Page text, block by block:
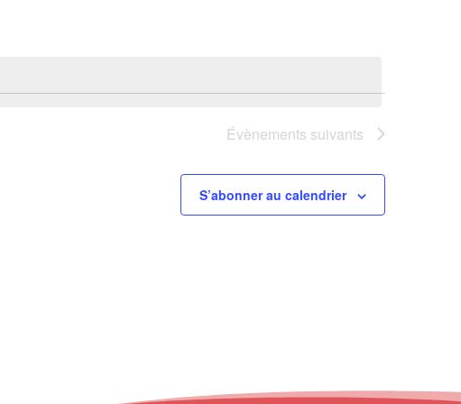
Évènements suivants
S’abonner au calendrier